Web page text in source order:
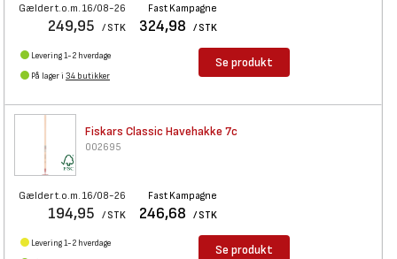
Gælder t.o.m. 16/08-26
249,95 / STK
Fast Kampagne
324,98 / STK
Levering 1-2 hverdage
På lager i 34 butikker
Se produkt
Fiskars Classic Havehakke 7c
002695
Gælder t.o.m. 16/08-26
194,95 / STK
Fast Kampagne
246,68 / STK
Levering 1-2 hverdage
Se produkt